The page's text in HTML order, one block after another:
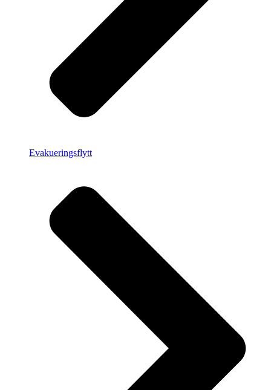
Evakueringsflytt